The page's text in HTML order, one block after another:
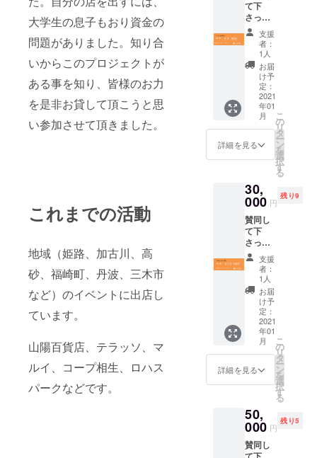
大学生の息子もおり資金の
問題がありました。知り合
いからこのプロジェクトが
ある事を知り、皆様のお力
を是非お貸して頂こうと思
い参加させて頂きました。
これまでの活動
地域（姫路、加古川、高
砂、福崎町、丹波、三木市
など）のイベントに出店し
ています。
山陽百貨店、テラッソ、マ
ルイ、コープ相生、ロハス
パークなどです。
て下
さった
皆様に
お礼の
メッ
セージ
を送ら
せてい
ただき
ます。
10,000
円以上
で樹
SHOP
3,000円
分 「有
効期限
2021年
１月～
2020年
6月」
支援
者：
1人
お届
け予
定：
2021
年01
月
詳細を見る
こ
の
リ
タ
ー
ン
を
選
択
す
る
30,
000 円
残り9
賛同し
て下
さった
皆様に
お礼の
メッ
セージ
を送ら
せてい
ただき
ます。
30,000
円以上
で樹
SHOP
10,000
円分
「有効
期限
支援
者：
1人
お届
け予
定：
2021
年01
月
詳細を見る
こ
の
リ
タ
ー
ン
を
選
択
す
る
50,
000 円
残り5
賛同し